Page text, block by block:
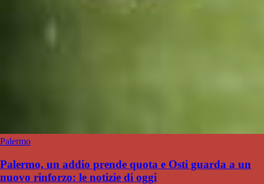
Palermo
Palermo, un addio prende quota e Osti guarda a un
nuovo rinforzo: le notizie di oggi